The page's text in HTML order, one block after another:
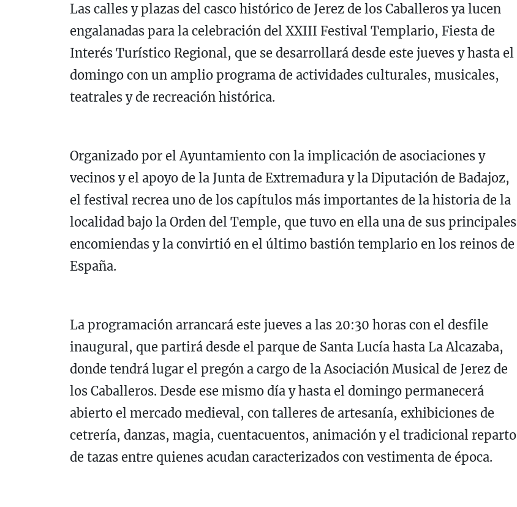
Las calles y plazas del casco histórico de Jerez de los Caballeros ya lucen
engalanadas para la celebración del XXIII Festival Templario, Fiesta de
Interés Turístico Regional, que se desarrollará desde este jueves y hasta el
domingo con un amplio programa de actividades culturales, musicales,
teatrales y de recreación histórica.
Organizado por el Ayuntamiento con la implicación de asociaciones y
vecinos y el apoyo de la Junta de Extremadura y la Diputación de Badajoz,
el festival recrea uno de los capítulos más importantes de la historia de la
localidad bajo la Orden del Temple, que tuvo en ella una de sus principales
encomiendas y la convirtió en el último bastión templario en los reinos de
España.
La programación arrancará este jueves a las 20:30 horas con el desfile
inaugural, que partirá desde el parque de Santa Lucía hasta La Alcazaba,
donde tendrá lugar el pregón a cargo de la Asociación Musical de Jerez de
los Caballeros. Desde ese mismo día y hasta el domingo permanecerá
abierto el mercado medieval, con talleres de artesanía, exhibiciones de
cetrería, danzas, magia, cuentacuentos, animación y el tradicional reparto
de tazas entre quienes acudan caracterizados con vestimenta de época.